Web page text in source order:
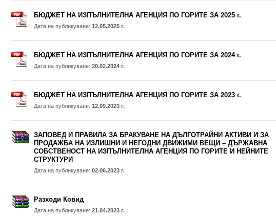
БЮДЖЕТ НА ИЗПЪЛНИТЕЛНА АГЕНЦИЯ ПО ГОРИТЕ ЗА 2025 г.
Дата на публикуване: 12.05.2025 г.
БЮДЖЕТ НА ИЗПЪЛНИТЕЛНА АГЕНЦИЯ ПО ГОРИТЕ ЗА 2024 г.
Дата на публикуване: 20.02.2024 г.
БЮДЖЕТ НА ИЗПЪЛНИТЕЛНА АГЕНЦИЯ ПО ГОРИТЕ ЗА 2023 г.
Дата на публикуване: 12.09.2023 г.
ЗАПОВЕД И ПРАВИЛА ЗА БРАКУВАНЕ НА ДЪЛГОТРАЙНИ АКТИВИ И ЗА
ПРОДАЖБА НА ИЗЛИШНИ И НЕГОДНИ ДВИЖИМИ ВЕЩИ – ДЪРЖАВНА
СОБСТВЕНОСТ НА ИЗПЪЛНИТЕЛНА АГЕНЦИЯ ПО ГОРИТЕ И НЕЙНИТЕ
СТРУКТУРИ
Дата на публикуване: 02.06.2023 г.
Разходи Ковид
Дата на публикуване: 21.04.2023 г.